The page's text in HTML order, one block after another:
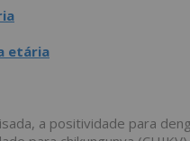
etária
a positividade para